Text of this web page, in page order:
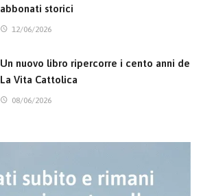
abbonati storici
12/06/2026
Un nuovo libro ripercorre i cento anni de
La Vita Cattolica
08/06/2026